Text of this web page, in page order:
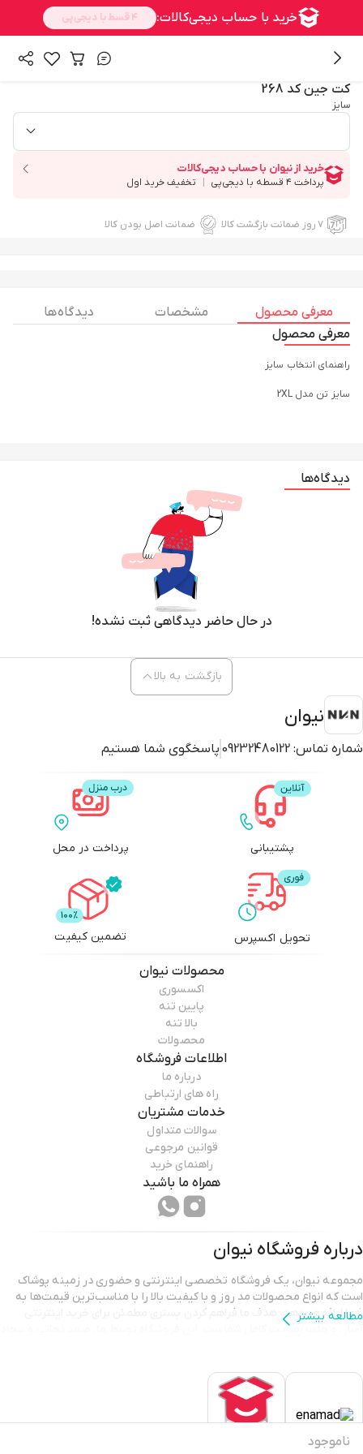
/
2
کت جین کد 268
سایز
۷ روز ضمانت بازگشت کالا ضمانت اصل بودن کالا
ناموجود
معرفی محصول مشخصات
دیدگاه ها
معرفی محصول
راهنمای انتخاب سایز
سایز تن مدل 2XL
دیدگاه‌ها
در حال حاضر دیدگاهی ثبت نشده!
نیوان
شماره تماس: 09232480122 پاسخگوی شما هستیم
بازگشت به بالا
پشتیبانی پرداخت در محل
تحویل اکسپرس تضمین کیفیت
محصولات نیوان
اکسسوری
پایین تنه
بالا تنه
محصولات
اطلاعات فروشگاه
درباره ما
راه های ارتباطی
خدمات مشتریان
سوالات متداول
قوانین مرجوعی
راهنمای خرید
همراه ما باشید
درباره فروشگاه نیوان
مجموعه نیوان، یک فروشگاه تخصصی اینترنتی و حضوری در زمینه پوشاک
است که انواع محصولات مد روز و با کیفیت بالا را با مناسب‌ترین قیمت‌ها به
شما ارائه می‌دهد. هدف ما فراهم کردن بستری مطمئن برای خرید اینترنتی
آسان و جلب رضایت کامل شماست. این فروشگاه توسط ما، صمد نجاتی و سجاد
هدف تیم نیوان فراتر از ارائه پوشاک با کیفیت است؛ ما به ساختن ارتباطی
پایدار و مبتنی بر اعتماد با شما عزیزان می‌اندیشیم و برای جلب رضایت شما به
طور مداوم در تلاش هستیم
مطالعه بیشتر